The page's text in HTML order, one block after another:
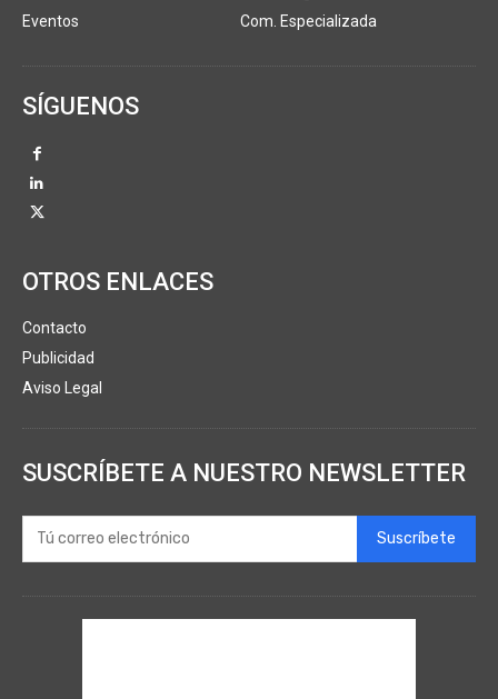
Eventos
Com. Especializada
SÍGUENOS
OTROS ENLACES
Contacto
Publicidad
Aviso Legal
SUSCRÍBETE A NUESTRO NEWSLETTER
Suscríbete